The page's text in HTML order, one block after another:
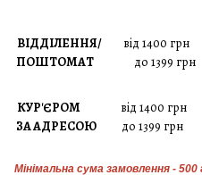
ВІДДІЛЕННЯ/ від 1400 грн
ПОШТОМАТ до 1399
КУР'ЄРОМ від 1400 грн
ЗА АДРЕСОЮ до 1399
Мінімальна сума замовлення - 500